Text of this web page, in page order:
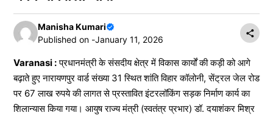
Manisha Kumari
Published on -January 11, 2026
Varanasi :प्रधानमंत्री के संसदीय क्षेत्र में विकास कार्यों की कड़ी को आगे
बढ़ाते हुए नारायणपुर वार्ड संख्या 31 स्थित शांति विहार कॉलोनी, सेंट्रल जेल रोड
पर 67 लाख रुपये की लागत से प्रस्तावित इंटरलॉकिंग सड़क निर्माण कार्य का
शिलान्यास किया गया। आयुष राज्य मंत्री (स्वतंत्र प्रभार) डॉ. दयाशंकर मिश्र